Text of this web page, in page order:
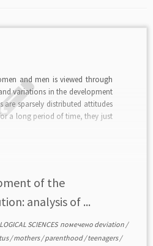
and men is viewed through
variations in the development
are sparsely distributed attitudes
a long period of time, they just
of the
analysis of ...
SCIENCES помечено deviation /
/mothers/parenthood/teenagers/